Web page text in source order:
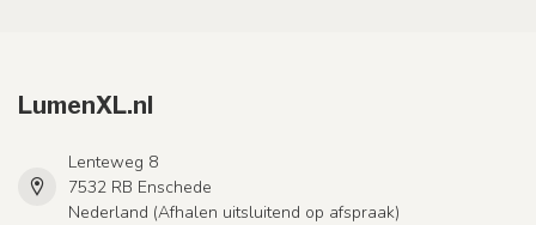
LumenXL.nl
Lenteweg 8
7532 RB Enschede
Nederland (Afhalen uitsluitend op afspraak)